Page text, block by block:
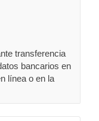
transferencia
bancarios en
línea o en la